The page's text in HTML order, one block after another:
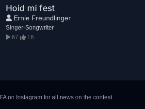
Hoid mi fest
Ernie Freundlinger
Singer-Songwriter
67
16
on Instagram for all news on the contest.